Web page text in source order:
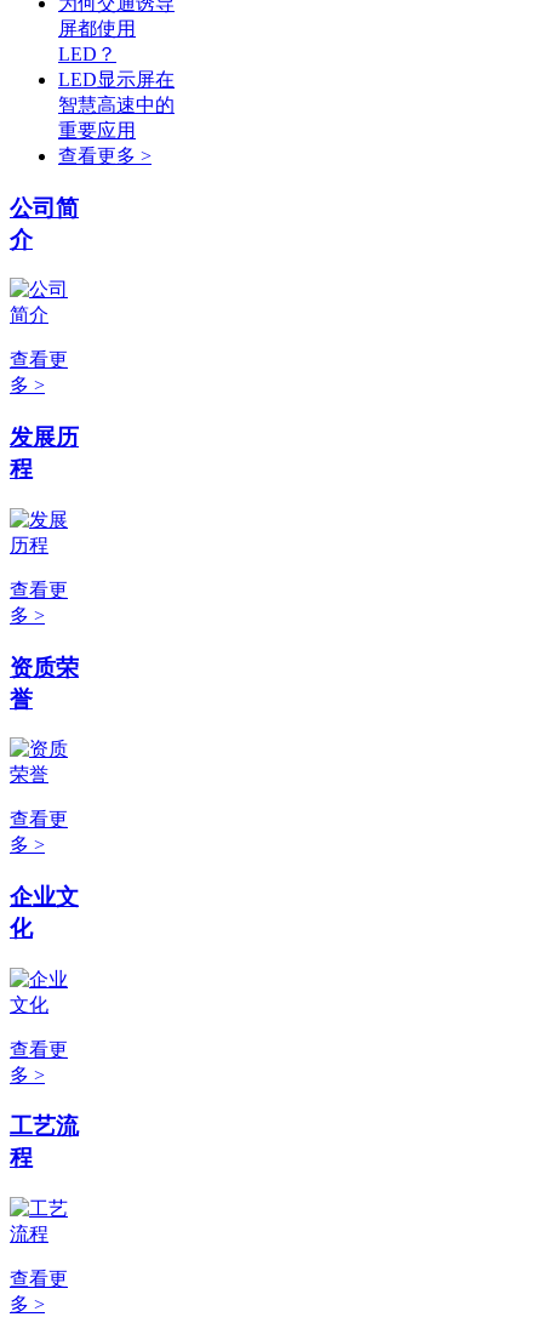
屏都使用
LED？
LED显示屏在
智慧高速中的
重要应用
查看更多 >
公司简
介
查看更
多 >
发展历
程
查看更
多 >
资质荣
誉
查看更
多 >
企业文
化
查看更
多 >
工艺流
程
查看更
多 >